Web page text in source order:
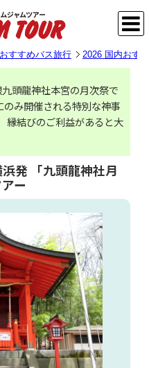
すすめバス旅行 2026 国内おす
頭龍神社本宮の月次祭で
のみ開催される特別な神事
縁結びのご利益があると大
発 「九頭龍神社月
ー